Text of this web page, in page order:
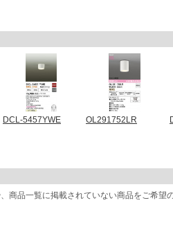
DCL-5457YWE OL291752LR
商品一覧に掲載されていない商品をご希望